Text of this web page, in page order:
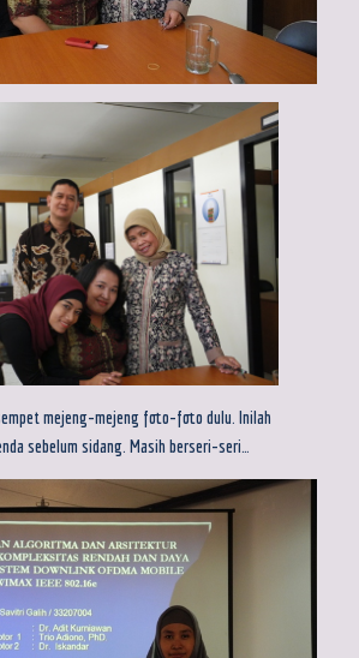
mejeng-mejeng foto-foto dulu. Inilah
sebelum sidang. Masih berseri-seri…